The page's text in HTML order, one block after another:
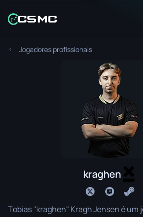
Jogadores profissionais
kraghen
Tobias "kraghen" Kragh Jensen é um